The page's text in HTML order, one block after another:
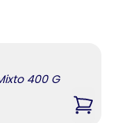
G
400 G
,